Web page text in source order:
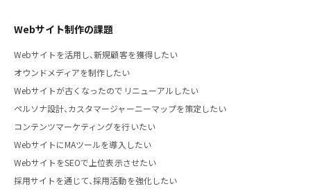
Webサイト制作の課題
Webサイトを活用し、新規顧客を獲得したい
オウンドメディアを制作したい
Webサイトが古くなったのでリニューアルしたい
ペルソナ設計、カスタマージャーニーマップを策定したい
コンテンツマーケティングを行いたい
WebサイトにMAツールを導入したい
WebサイトをSEOで上位表示させたい
採用サイトを通じて、採用活動を強化したい